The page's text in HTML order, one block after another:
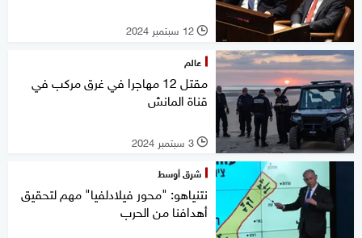
l 12 سبتمبر 2024
عالم
مقتل 12 مهاجرا في غرق مركب في
قناة المانش
l 3 سبتمبر 2024
شرق أوسط
نتنياهو: "محور فيلادلفيا" مهم لتحقيق
أهدافنا من الحرب